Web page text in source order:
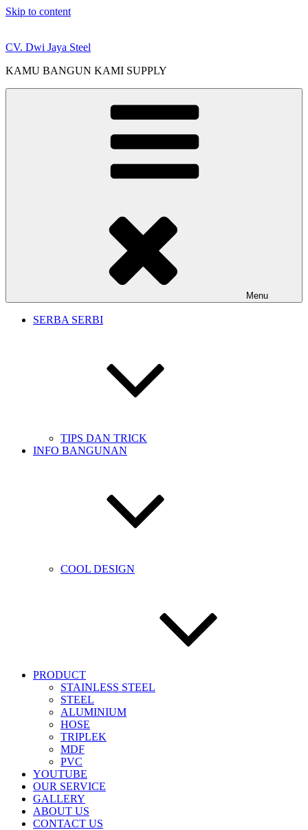
Skip to content
CV. Dwi Jaya Steel
KAMU BANGUN KAMI SUPPLY
Menu
SERBA SERBI
TIPS DAN TRICK
INFO BANGUNAN
COOL DESIGN
PRODUCT
STAINLESS STEEL
STEEL
ALUMINIUM
HOSE
TRIPLEK
MDF
PVC
YOUTUBE
OUR SERVICE
GALLERY
ABOUT US
CONTACT US